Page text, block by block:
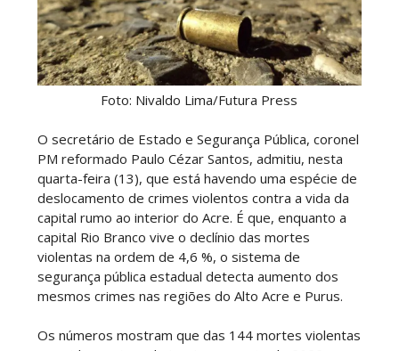
Foto: Nivaldo Lima/Futura Press
O secretário de Estado e Segurança Pública, coronel
PM reformado Paulo Cézar Santos, admitiu, nesta
quarta-feira (13), que está havendo uma espécie de
deslocamento de crimes violentos contra a vida da
capital rumo ao interior do Acre. É que, enquanto a
capital Rio Branco vive o declínio das mortes
violentas na ordem de 4,6 %, o sistema de
segurança pública estadual detecta aumento dos
mesmos crimes nas regiões do Alto Acre e Purus.
Os números mostram que das 144 mortes violentas